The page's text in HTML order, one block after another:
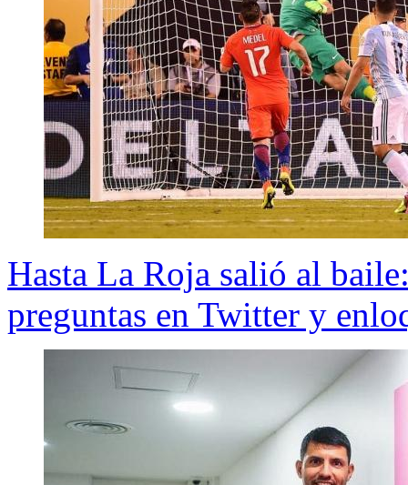
Hasta La Roja salió al
preguntas en Twitter y